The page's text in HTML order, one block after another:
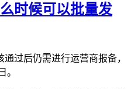
时候可以批量发
过后仍需进行运营商报备，